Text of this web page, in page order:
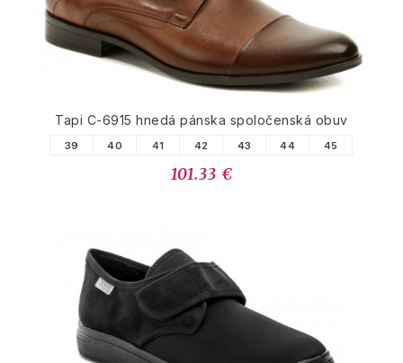
Tapi C-6915 hnedá pánska spoločenská obuv
39 40 41 42 43 44 45
101.33 €